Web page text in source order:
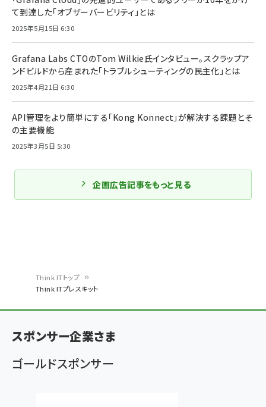
く
ず
Think ITトップ
Think ITプレスキット
て到達した「オブザーバービリティ」とは
2025年5月15日 6:30
Grafana Labs CTOのTom Wilkie氏インタビュー。スクラップア
ンドビルドから産まれた「トラブルシューティングの民主化」とは
2025年4月21日 6:30
API管理をより簡単にする「Kong Konnect」が解決する課題とそ
の主要機能
2025年3月5日 5:30
企画広告記事をもっと見る
スポンサー企業さま
ゴールドスポンサー